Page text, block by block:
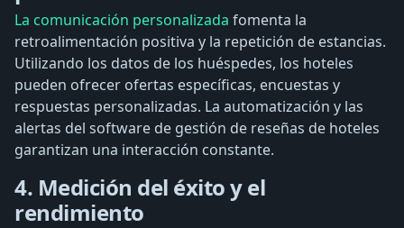
La comunicación personalizada fomenta la
retroalimentación positiva y la repetición de estancias.
Utilizando los datos de los huéspedes, los hoteles
pueden ofrecer ofertas específicas, encuestas y
respuestas personalizadas. La automatización y las
alertas del software de gestión de reseñas de hoteles
garantizan una interacción constante.
4. Medición del éxito y el
rendimiento